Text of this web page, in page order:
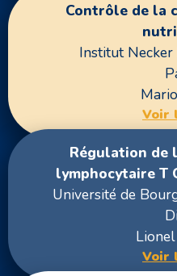
Contrôle de la
Institut Necker
Voir
Régulation de
lymphocytaire T
Université de
Voir